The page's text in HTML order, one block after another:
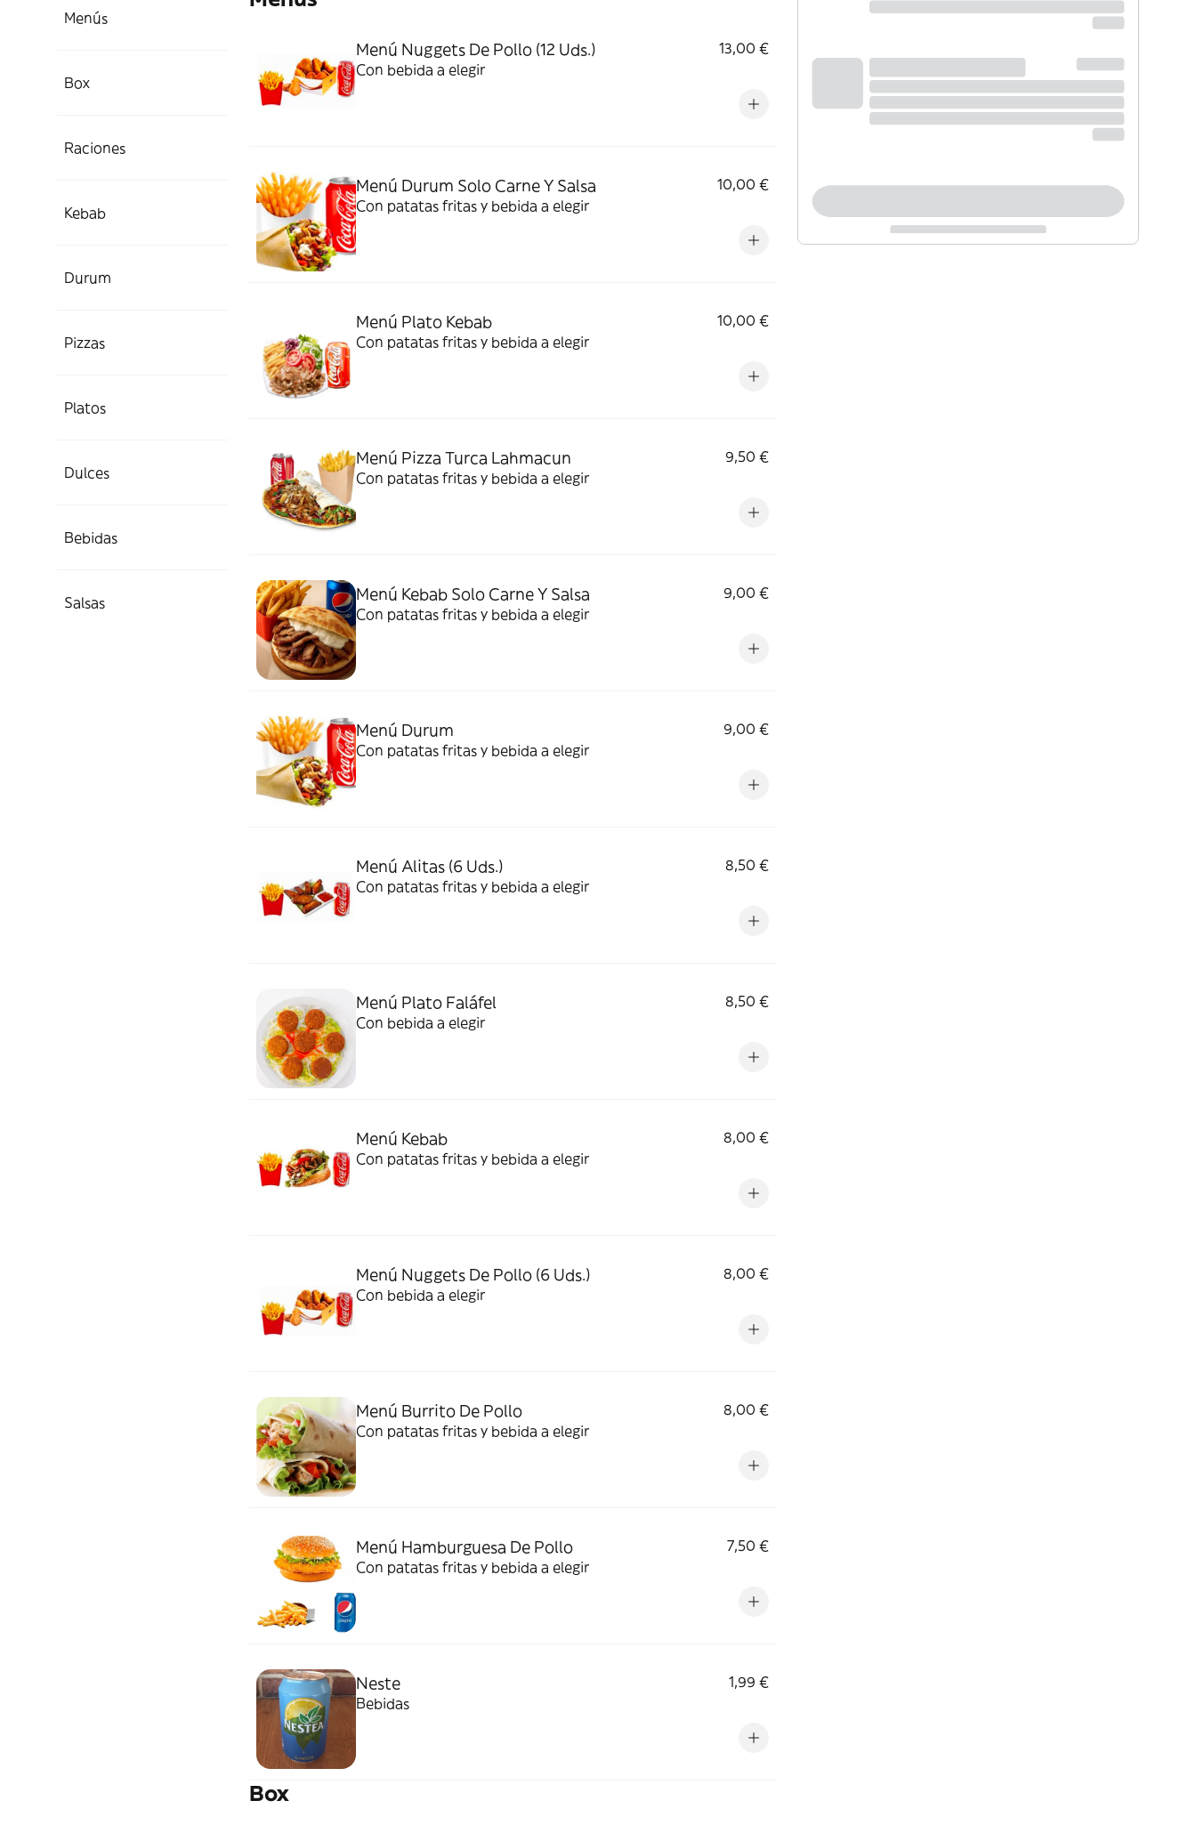
Menús
Box
Raciones
Kebab
Durum
Pizzas
Platos
Dulces
Bebidas
Salsas
Menú Nuggets De Pollo (12 Uds.)
13,00 €
Con bebida a elegir
Menú Durum Solo Carne Y Salsa
10,00 €
Con patatas fritas y bebida a elegir
Menú Plato Kebab
10,00 €
Con patatas fritas y bebida a elegir
Menú Pizza Turca Lahmacun
9,50 €
Con patatas fritas y bebida a elegir
Menú Kebab Solo Carne Y Salsa
9,00 €
Con patatas fritas y bebida a elegir
Menú Durum
9,00 €
Con patatas fritas y bebida a elegir
Menú Alitas (6 Uds.)
8,50 €
Con patatas fritas y bebida a elegir
Menú Plato Faláfel
8,50 €
Con bebida a elegir
Menú Kebab
8,00 €
Con patatas fritas y bebida a elegir
Menú Nuggets De Pollo (6 Uds.)
8,00 €
Con bebida a elegir
Menú Burrito De Pollo
8,00 €
Con patatas fritas y bebida a elegir
Menú Hamburguesa De Pollo
7,50 €
Con patatas fritas y bebida a elegir
Neste
1,99 €
Bebidas
Box